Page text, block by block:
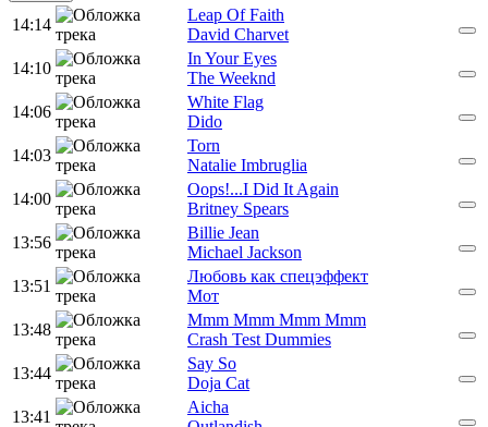
14:14
Leap Of Faith
David Charvet
14:10
In Your Eyes
The Weeknd
14:06
White Flag
Dido
14:03
Torn
Natalie Imbruglia
14:00
Oops!...I Did It Again
Britney Spears
13:56
Billie Jean
Michael Jackson
13:51
Любовь как спецэффект
Мот
13:48
Mmm Mmm Mmm Mmm
Crash Test Dummies
13:44
Say So
Doja Cat
13:41
Aicha